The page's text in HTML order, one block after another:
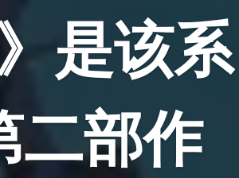
是该系
二部作